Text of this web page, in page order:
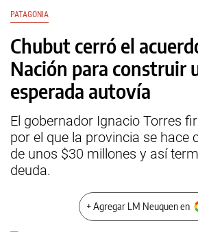
PATAGONIA
Chubut cerró el
Nación para construir
esperada autovía
El gobernador Ignacio Torres
por el que la provincia se hace
de unos $30 millones y así
deuda.
+ Agregar LM Neuquen en